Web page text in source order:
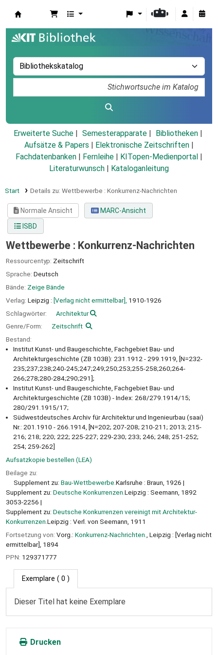
Erweiterte Suche Semesterapparate
Bibliotheken
Aufsätze & Papers
Elektronische Zeitschriften
Fachdatenbanken
Fernleihe KITopen-Medienportal
Literaturwunsch
Kataloganleitung
Start Details zu: Wettbewerbe : Konkurrenz-Nachrichten
Normale Ansicht
MARC-Ansicht
ISBD
Wettbewerbe : Konkurrenz-Nachrichten
Ressourcentyp: Zeitschrift
Sprache: Deutsch
Bände: Zeige Bände
Verlag: Leipzig : [Verlag nicht ermittelbar], 1910-1926
Schlagwörter:
Architektur
Genre/Form:
Zeitschrift
Bestand:
Institut Kunst- und Baugeschichte, Fachgebiet Bau- und
Architekturgeschichte (ZB 103B): 231.1912 - 299.1919, [N=232-
235;237;238;240-245;247;249;250;253;255-258;260;264-
266;278;280-284;290;291];
Institut Kunst- und Baugeschichte, Fachgebiet Bau- und
Architekturgeschichte (ZB 103B) - Index: 268/279.1914/15;
280/291.1915/17;
Südwestdeutsches Archiv für Architektur und Ingenieurbau (saai)
Nr.: 201.1910 - 266.1914, [N=202; 207-208; 210-211; 2013; 215-
216; 218; 220; 222; 225-227; 229-230; 233; 246; 248; 251-252;
254; 259-262]
Aufsatzkopie bestellen (LEA)
Beilage zu:
Supplement zu: Bau-Wettbewerbe. Karlsruhe : Braun, 1926
Supplement zu: Deutsche Konkurrenzen. Leipzig : Seemann, 1892
3053-2256
Supplement zu: Deutsche Konkurrenzen vereinigt mit Architektur-
Konkurrenzen. Leipzig : Verl. von Seemann, 1911
Fortsetzung von: Vorg.: Konkurrenz-Nachrichten.
, Leipzig : [Verlag nicht
ermittelbar], 1894
PPN: 129371777
Exemplare ( 0 )
Dieser Titel hat keine Exemplare
Drucken